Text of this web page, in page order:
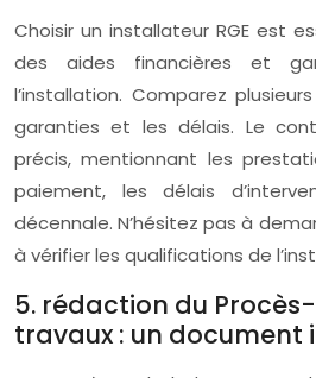
Choisir un installateur RGE est
des aides financières et
l’installation. Comparez
garanties et les délais. Le
précis, mentionnant les
paiement, les délais
décennale. N’hésitez pas à
à vérifier les qualifications de
5. rédaction du
travaux : un